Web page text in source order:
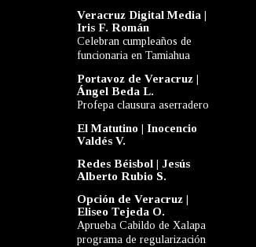
Veracruz Digital Media |
Iris F. Román
Celebran cumpleaños de
funcionaria en Tamiahua
Portavoz de Veracruz |
Ángel Beda L.
Profepa clausura aserradero
El Matutino | Inocencio
Valdés V.
Redes Béisbol | Jesús
Alberto Rubio S.
Opción de Veracruz |
Eliseo Tejeda O.
Aprueba Cabildo de Xalapa
programa de regularización